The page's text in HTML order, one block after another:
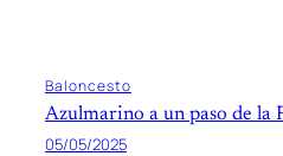
Baloncesto
Azulmarino a un paso de la
05/05/2025